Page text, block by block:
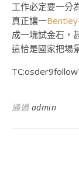
工作必定要一分
真正讓一
成一塊試金石，
這恰是國家把場
通過 admin